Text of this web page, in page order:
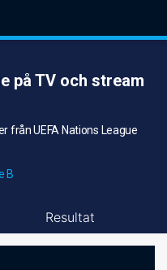
på TV och stream
från UEFA Nations League
B
Resultat